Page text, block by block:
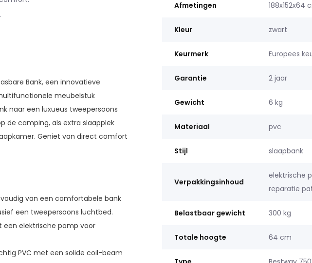
Bank, een innovatieve
meubelstuk
naar een luxueus tweepersoons
de camping, als extra slaapplek
Geniet van direct comfort
van een comfortabele bank
een tweepersoons luchtbed.
een elektrische pomp voor
PVC met een solide coil-beam
Afmetingen 188x152x64
Kleur zwart
Keurmerk Europees
Garantie 2 jaar
Gewicht 6 kg
Materiaal pvc
Stijl slaapbank
Verpakkingsinhoud
elektrische
reparatie
Belastbaar gewicht 300 kg
Totale hoogte 64 cm